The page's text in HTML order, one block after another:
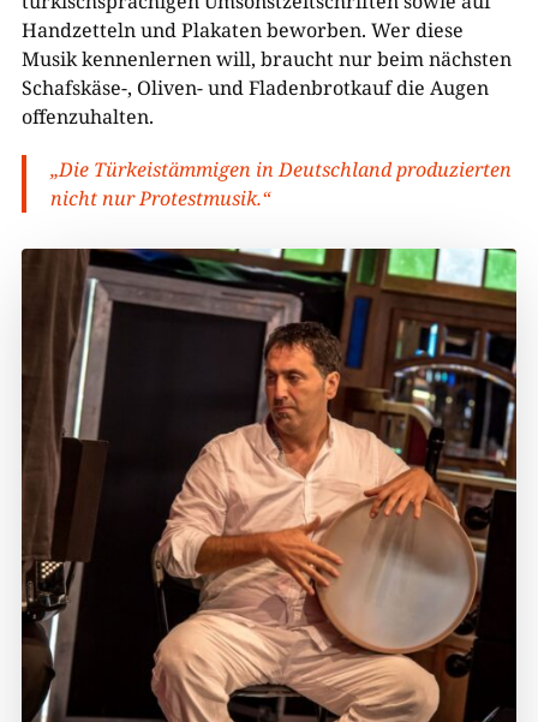
Handzetteln und Plakaten beworben. Wer diese
Musik kennenlernen will, braucht nur beim nächsten
Schafskäse-, Oliven- und Fladenbrotkauf die Augen
offenzuhalten.
„Die Türkeistämmigen in Deutschland produzierten
nicht nur Protestmusik.“